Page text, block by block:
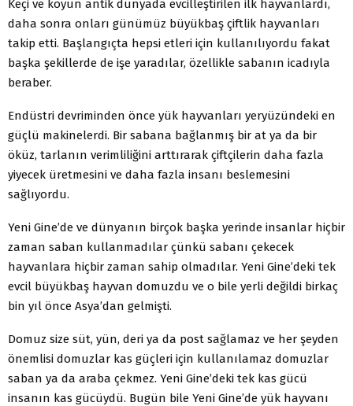
Keçi ve koyun antik dünyada evcilleştirilen ilk hayvanlardı,
daha sonra onları günümüz büyükbaş çiftlik hayvanları
takip etti. Başlangıçta hepsi etleri için kullanılıyordu fakat
başka şekillerde de işe yaradılar, özellikle sabanın icadıyla
beraber.
Endüstri devriminden önce yük hayvanları yeryüzündeki en
güçlü makinelerdi. Bir sabana bağlanmış bir at ya da bir
öküz, tarlanın verimliliğini arttırarak çiftçilerin daha fazla
yiyecek üretmesini ve daha fazla insanı beslemesini
sağlıyordu.
Yeni Gine’de ve dünyanın birçok başka yerinde insanlar hiçbir
zaman saban kullanmadılar çünkü sabanı çekecek
hayvanlara hiçbir zaman sahip olmadılar. Yeni Gine’deki tek
evcil büyükbaş hayvan domuzdu ve o bile yerli değildi birkaç
bin yıl önce Asya’dan gelmişti.
Domuz size süt, yün, deri ya da post sağlamaz ve her şeyden
önemlisi domuzlar kas güçleri için kullanılamaz domuzlar
saban ya da araba çekmez. Yeni Gine’deki tek kas gücü
insanın kas gücüydü. Bugün bile Yeni Gine’de yük hayvanı